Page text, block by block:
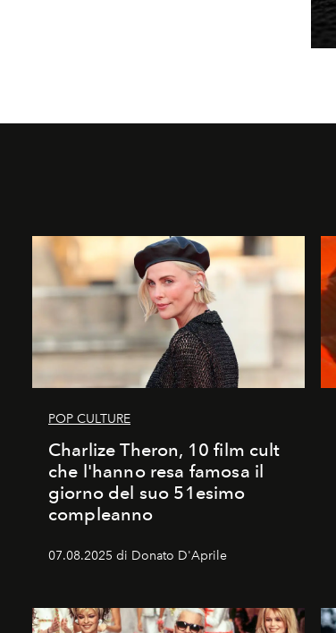
POP CULTURE
Charlize Theron, 10 film cult
che l'hanno resa famosa il
giorno del suo 51esimo
compleanno
07.08.2025 di Donato D'Aprile